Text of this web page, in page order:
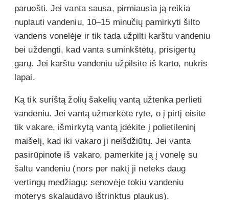
paruošti. Jei vanta sausa, pirmiausia ją reikia
nuplauti vandeniu, 10–15 minučių pamirkyti šilto
vandens vonelėje ir tik tada užpilti karštu vandeniu
bei uždengti, kad vanta suminkštėtų, prisigertų
garų. Jei karštu vandeniu užpilsite iš karto, nukris
lapai.
Ką tik surištą žolių šakelių vantą užtenka perlieti
vandeniu. Jei vantą užmerkėte ryte, o į pirtį eisite
tik vakare, išmirkytą vantą įdėkite į polietileninį
maišelį, kad iki vakaro ji neišdžiūtų. Jei vanta
pasirūpinote iš vakaro, pamerkite ją į vonelę su
šaltu vandeniu (nors per naktį ji neteks daug
vertingų medžiagų: senovėje tokiu vandeniu
moterys skalaudavo ištrinktus plaukus).